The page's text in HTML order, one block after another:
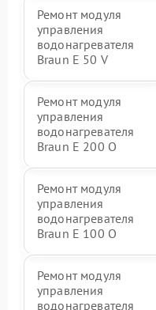
Ремонт модуля
управления
водонагревателя
Braun E 50 V
Ремонт модуля
управления
водонагревателя
Braun E 200 O
Ремонт модуля
управления
водонагревателя
Braun E 100 O
Ремонт модуля
управления
водонагревателя